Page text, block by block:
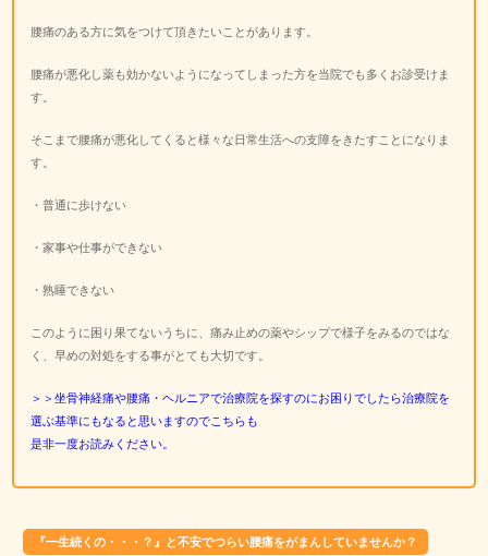
腰痛のある方に気をつけて頂きたいことがあります。
腰痛が悪化し薬も効かないようになってしまった方を当院でも多くお診受けま
す。
そこまで腰痛が悪化してくると様々な日常生活への支障をきたすことになりま
す。
・普通に歩けない
・家事や仕事ができない
・熟睡できない
このように困り果てないうちに、痛み止めの薬やシップで様子をみるのではな
く、早めの対処をする事がとても大切です。
＞＞坐骨神経痛や腰痛・ヘルニアで治療院を探すのにお困りでしたら治療院を
選ぶ基準にもなると思いますのでこちらも
是非一度お読みください。
『一生続くの・・・？』と不安でつらい腰痛をがまんしていませんか？